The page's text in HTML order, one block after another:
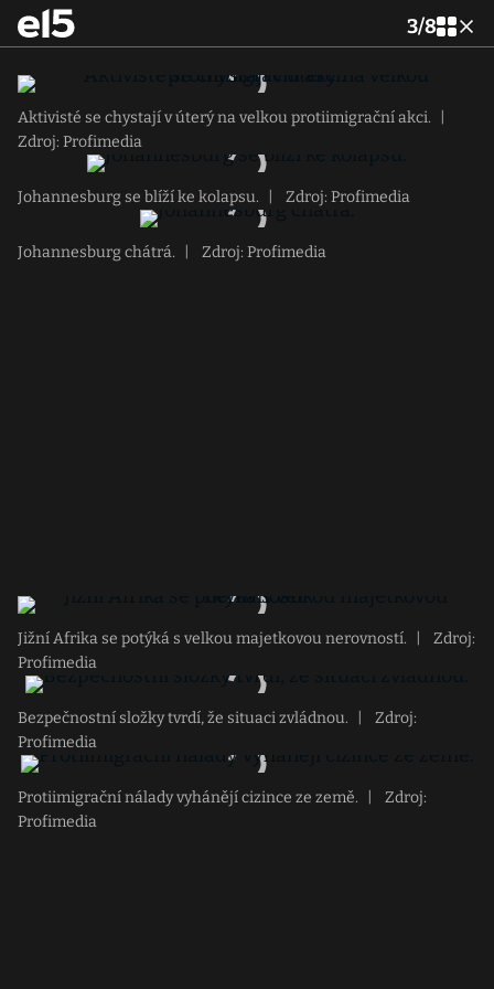
3/8
Aktivisté se chystají v úterý na velkou protiimigrační akci.
Zdroj: Profimedia
Johannesburg se blíží ke kolapsu. Zdroj: Profimedia
Johannesburg chátrá. Zdroj: Profimedia
Jižní Afrika se potýká s velkou majetkovou nerovností.
Zdroj:
Profimedia
Bezpečnostní složky tvrdí, že situaci zvládnou.
Zdroj:
Profimedia
Protiimigrační nálady vyhánějí cizince ze země.
Zdroj:
Profimedia